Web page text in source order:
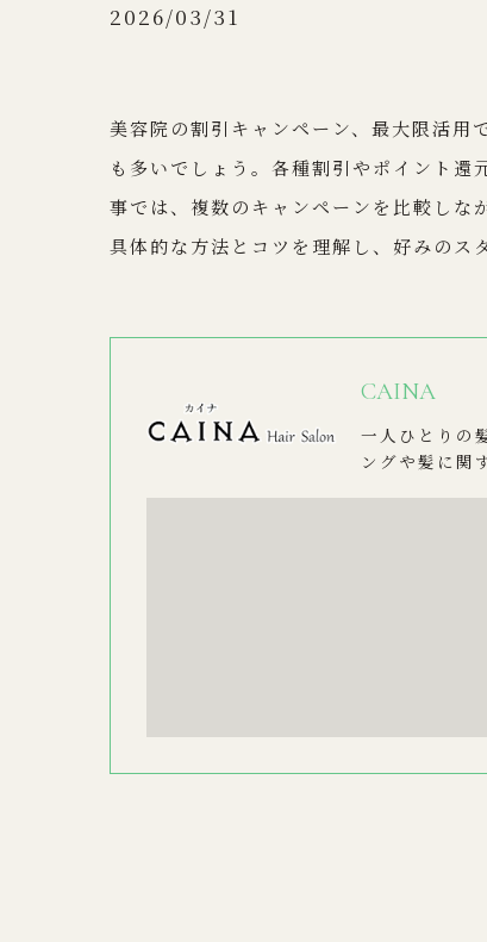
2026/03/31
美容院の割引キャンペーン、最大限活用
も多いでしょう。各種割引やポイント
事では、複数のキャンペーンを比較しな
具体的な方法とコツを理解し、好みのス
CAINA
一人ひとりの
ングや髪に関